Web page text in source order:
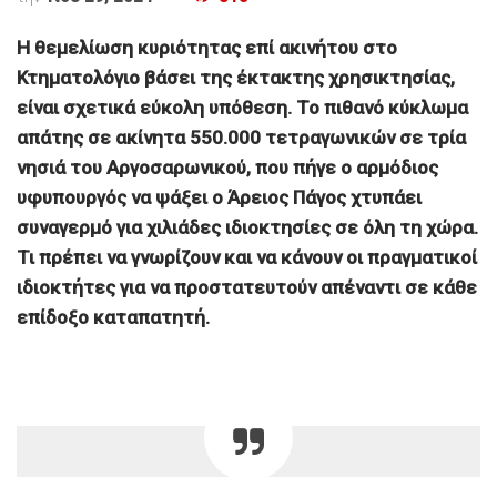
Η θεμελίωση κυριότητας επί ακινήτου στο
Κτηματολόγιο βάσει της έκτακτης χρησικτησίας,
είναι σχετικά εύκολη υπόθεση. Το πιθανό κύκλωμα
απάτης σε ακίνητα 550.000 τετραγωνικών σε τρία
νησιά του Αργοσαρωνικού, που πήγε ο αρμόδιος
υφυπουργός να ψάξει ο Άρειος Πάγος χτυπάει
συναγερμό για χιλιάδες ιδιοκτησίες σε όλη τη χώρα.
Τι πρέπει να γνωρίζουν και να κάνουν οι πραγματικοί
ιδιοκτήτες για να προστατευτούν απέναντι σε κάθε
επίδοξο καταπατητή.